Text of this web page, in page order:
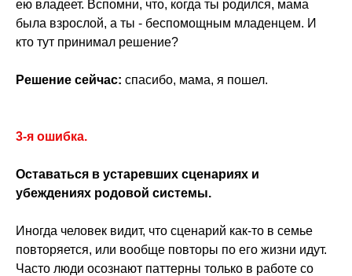
ею владеет. Вспомни, что, когда ты родился, мама
была взрослой, а ты - беспомощным младенцем. И
кто тут принимал решение?
Решение сейчас: спасибо, мама, я пошел.
3-я ошибка.
Оставаться в устаревших сценариях и
убеждениях родовой системы.
Иногда человек видит, что сценарий как-то в семье
повторяется, или вообще повторы по его жизни идут.
Часто люди осознают паттерны только в работе со